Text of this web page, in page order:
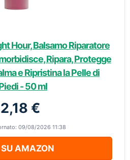
Hour, Balsamo Riparatore
Ripara, Protegge
e Ripristina la Pelle di
- 50 ml
€
09/08/2026 11:38
AMAZON